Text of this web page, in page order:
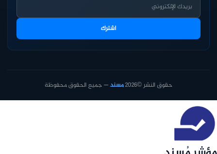
اشترك
حقوق النشر ©2026 مسند— جميع الحقوق محفوظة